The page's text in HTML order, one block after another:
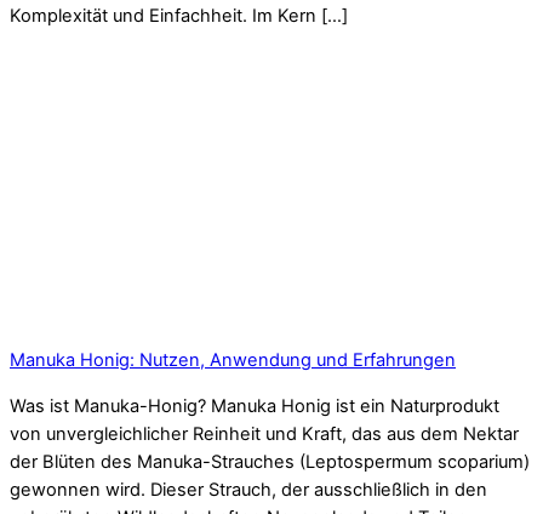
Komplexität und Einfachheit. Im Kern […]
Manuka Honig: Nutzen, Anwendung und Erfahrungen
Was ist Manuka-Honig? Manuka Honig ist ein Naturprodukt
von unvergleichlicher Reinheit und Kraft, das aus dem Nektar
der Blüten des Manuka-Strauches (Leptospermum scoparium)
gewonnen wird. Dieser Strauch, der ausschließlich in den